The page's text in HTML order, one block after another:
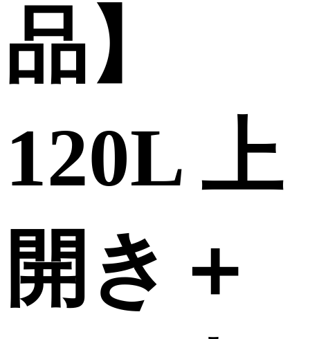
品】
120L 上
開き＋